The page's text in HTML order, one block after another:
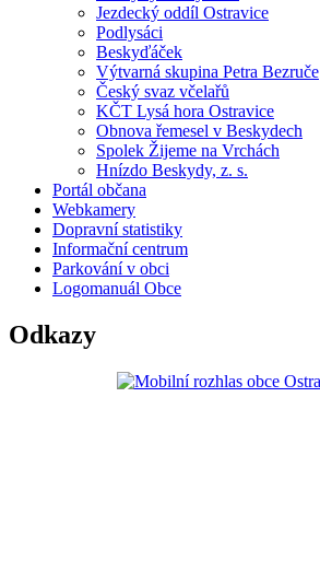
Jezdecký oddíl Ostravice
Podlysáci
Beskyďáček
Výtvarná skupina Petra Bezruče
Český svaz včelařů
KČT Lysá hora Ostravice
Obnova řemesel v Beskydech
Spolek Žijeme na Vrchách
Hnízdo Beskydy, z. s.
Portál občana
Webkamery
Dopravní statistiky
Informační centrum
Parkování v obci
Logomanuál Obce
Odkazy